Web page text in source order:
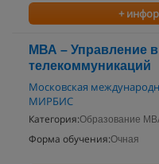
+
МВА – Управление
телекоммуникаций
Московская
МИРБИС
Категория:Образование
Форма обучения:Очная